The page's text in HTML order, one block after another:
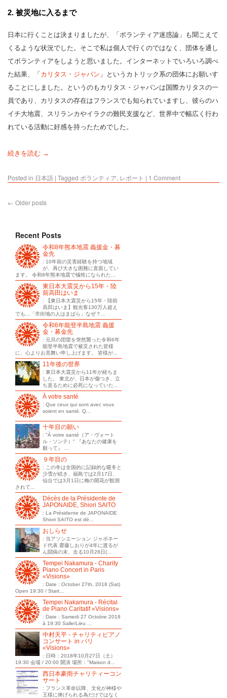
2. 被災地に入るまで
日本に行くことは決まりましたが、「ボランティア迷惑論」も聞こえて
くるような状況でした。そこで私は個人で行くのではなく、団体を通し
てボランティアをしようと思いました。インターネットでいろいろ調べ
た結果、「 カリタス・ジャパン 」というカトリック系の団体にお願いす
ることにしました。というのもカリタス・ジャパンは国際カリタスの一
員であり、カリタスの存在はフランスでも知られていますし、彼らのハ
イチ大地震、スリランカやイラクの難民支援など、世界中で幅広く行わ
れている活動に好感を持ったためでした。
続きを読む →
Posted in 日本語 | Tagged ボランティア, レポート | 1 Comment
← Older posts
Recent Posts
令和8年熊本地震 義援金・募
金先
: 10年前の災害経験を持つ地域
が、再び大きな困難に直面してい
ます。 令和8年熊本地震で犠牲になられた...
東日本大震災から15年・陸
前高田はいま
: 【東日本大震災から15年・陸前
高田はいま】観光客130万人超え
でも...「市街地の人はまばら」なぜ？...
令和6年能登半島地震 義援
金・募金先
: 元旦の団欒を突然襲った令和6年
能登半島地震で被災された皆様
に、心よりお見舞い申し上げます。 皆様が...
11年後の世界
: 東日本大震災から11年が経ちま
した。 東北が、日本が傷つき、立
ち直るために必死になっていた...
À votre santé
: Que ceux qui sont avec vous
soient en santé. Q...
十年目の願い
: "À votre santé（ア・ヴォート
ル・ソンテ）" 『あなたの健康を
願って』 ...
９年目の
: この冬は全国的に記録的な暖冬と
少雪が続き、福島では2月17日、
仙台では3月1日に梅の開花が観測
されて...
Décès de la Présidente de
JAPONAIDE, Shiori SAITO
: La Présidente de JAPONAIDE
Shiori SAITO est dé...
おしらせ
: 当アソシエーション ジャポネー
ド代表 齋藤しおりが4年に渡るが
ん闘病の末、去る10月28日(...
Tempei Nakamura - Charity
Piano Concert in Paris
«Visions»
: Date : October 27th, 2018 (Sat)
Open 19:30 / Start...
Tempei Nakamura - Récital
de Piano Caritatif «Visions»
: Date : Samedi 27 Octobre 2018
à 19:30 Salle/Lieu ...
中村天平 - チャリティピアノ
コンサート in パリ
«Visions»
: 日時：2018年10月27日（土）
19:30 会場 / 20:00 開演 場所："Maison d...
西日本豪雨チャリティーコン
サート
: フランス革命以降、文化が神様や
王様に捧げられる為だけではなく